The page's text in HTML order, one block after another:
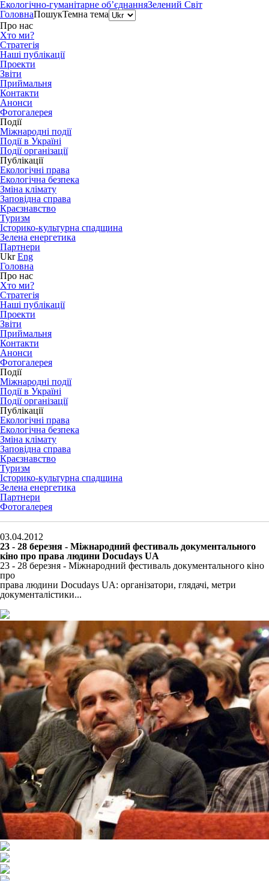
Екологічно-гуманітарне об’єднанняЗелений Світ
ГоловнаПошукТемна тема
Про нас
Хто ми?
Стратегія
Наші публікації
Проекти
Звіти
Приймальня
Контакти
Анонси
Фотогалерея
Події
Міжнародні події
Події в Україні
Події організації
Публікації
Екологічні права
Екологічна безпека
Зміна клімату
Заповідна справа
Краєзнавство
Туризм
Історико-культурна спадщина
Зелена енергетика
Партнери
Ukr Eng
Головна
Про нас
Хто ми?
Стратегія
Наші публікації
Проекти
Звіти
Приймальня
Контакти
Анонси
Фотогалерея
Події
Міжнародні події
Події в Україні
Події організації
Публікації
Екологічні права
Екологічна безпека
Зміна клімату
Заповідна справа
Краєзнавство
Туризм
Історико-культурна спадщина
Зелена енергетика
Партнери
Фотогалерея
03.04.2012
23 - 28 березня - Міжнародний фестиваль документального
кіно про права людини Docudays UA
23 - 28 березня - Міжнародний фестиваль документального кіно
про
права людини Docudays UA: організатори, глядачі, метри
документалістики...